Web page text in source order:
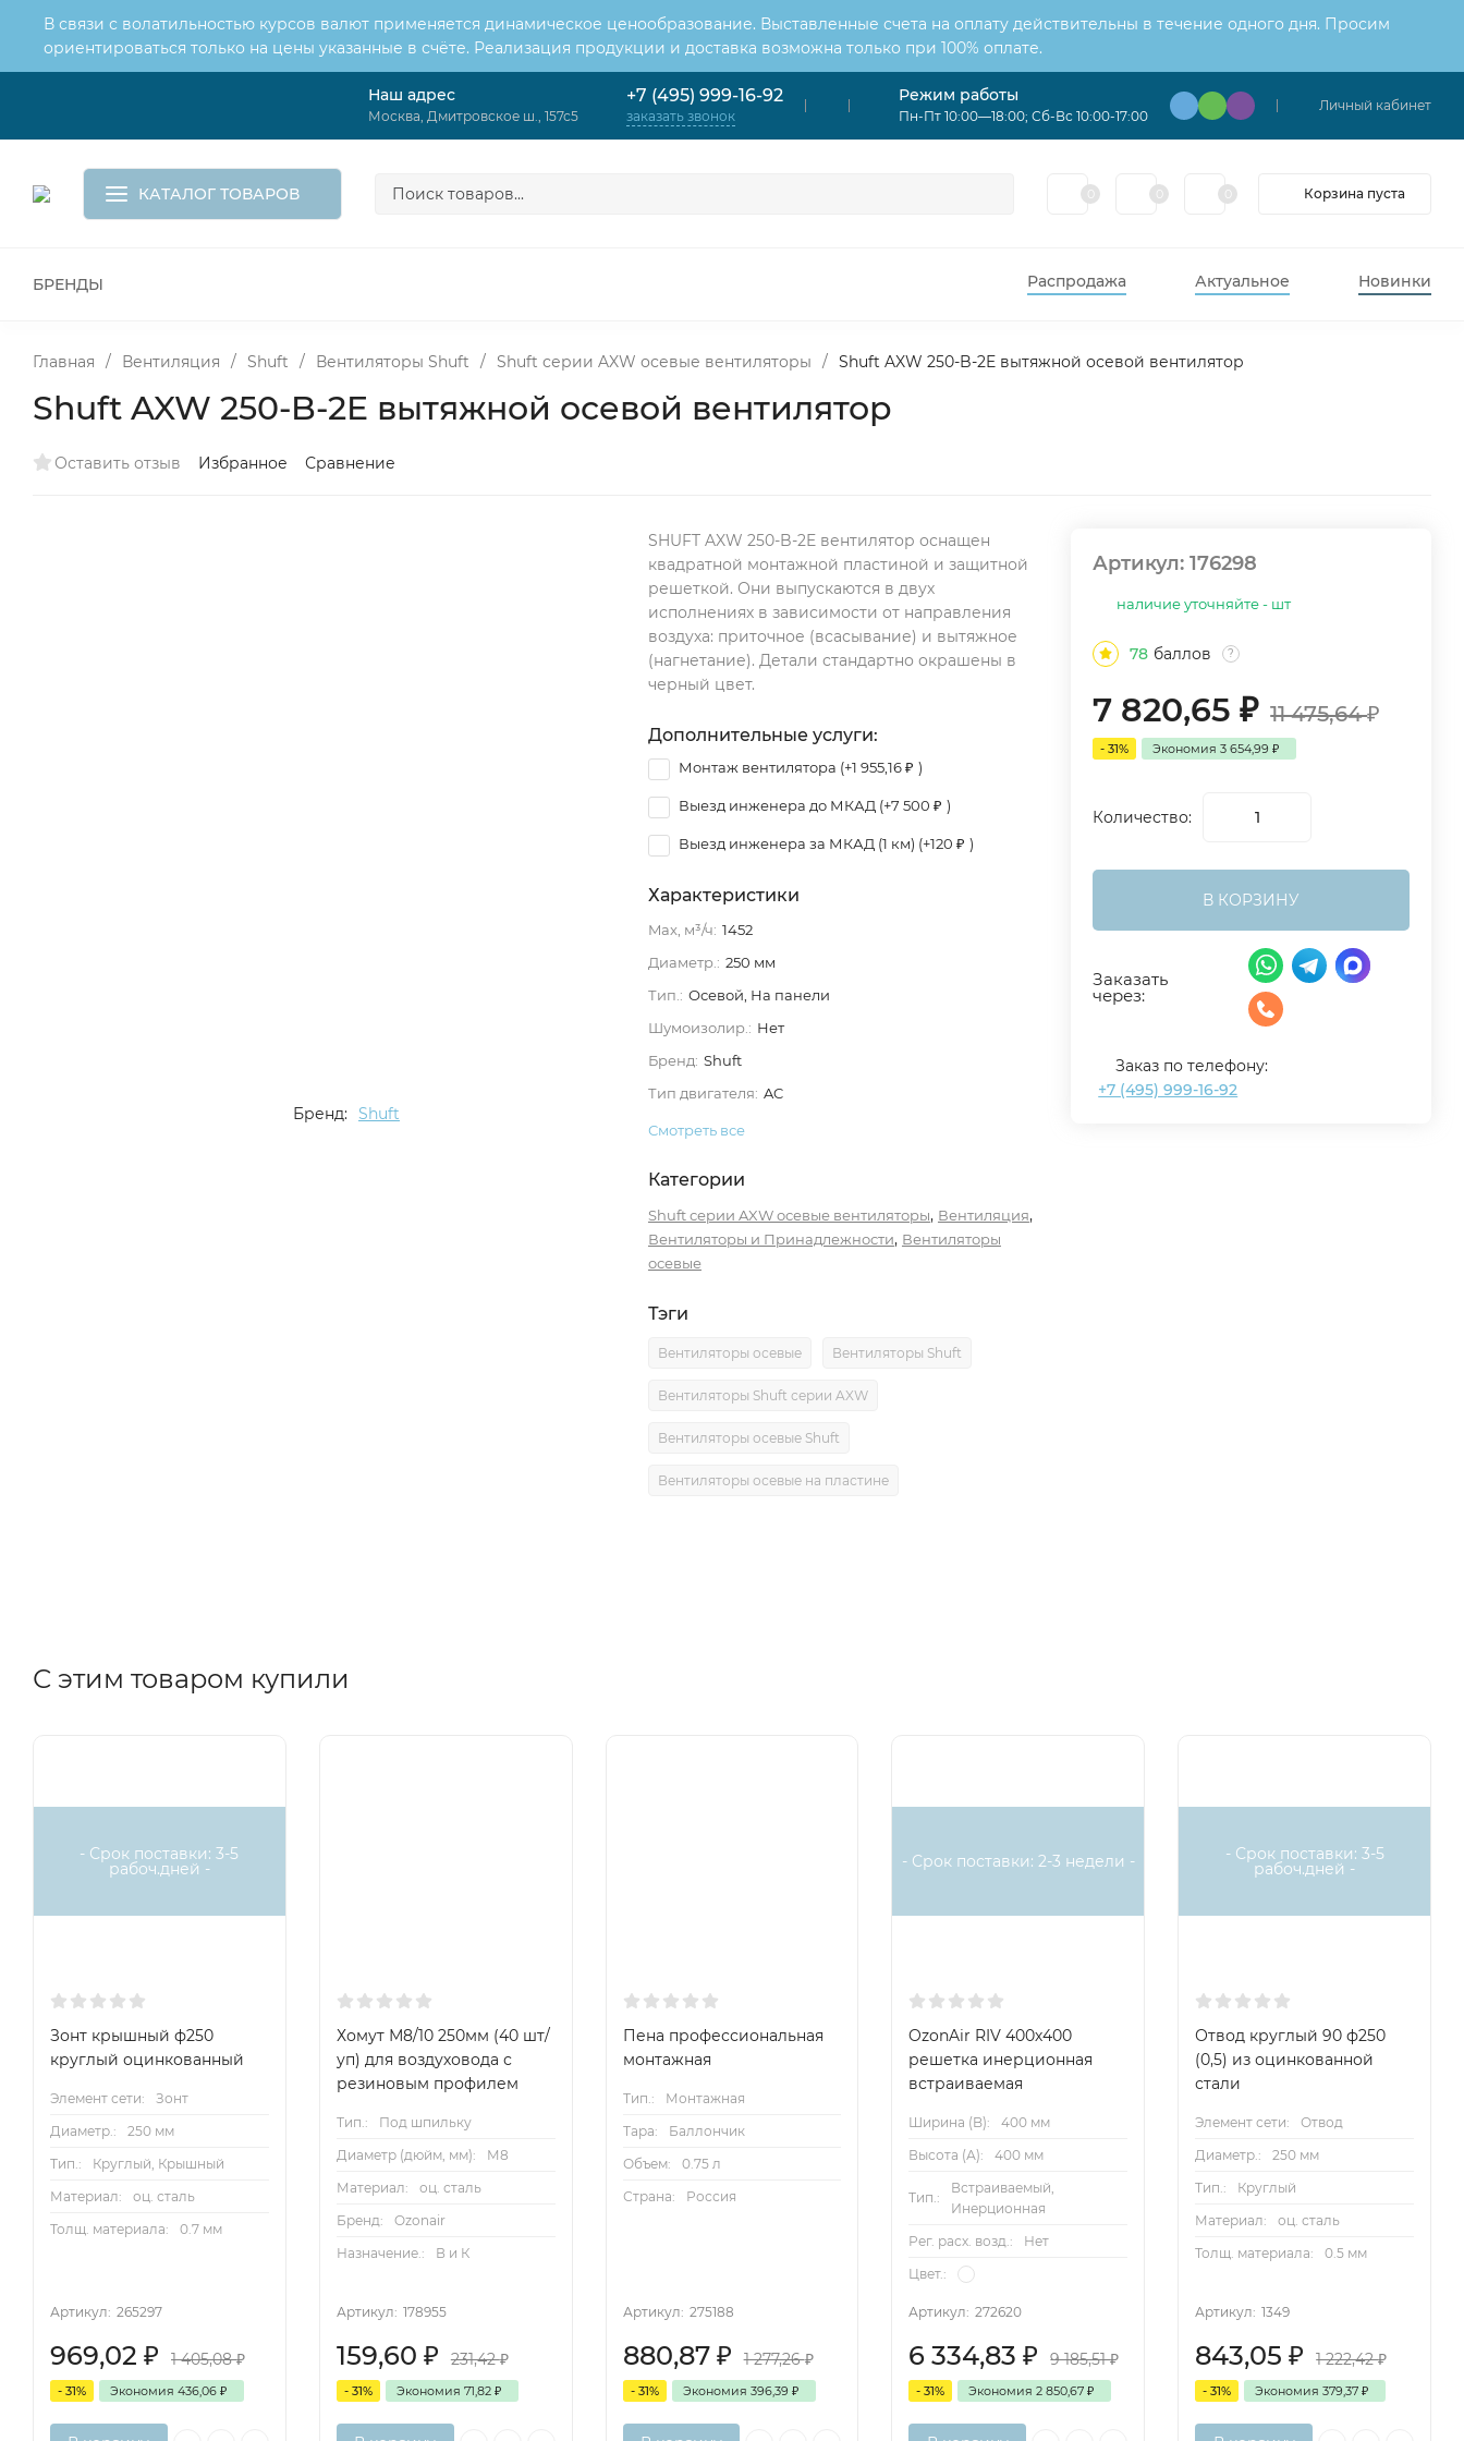
В связи с волатильностью курсов валют применяется динамическое ценообразование. Выставленные счета на оплату действительны в течение одного дня. Просим
ориентироваться только на цены указанные в счёте. Реализация продукции и доставка возможна только при 100% оплате.
Корзина
Наш адрес
Москва, Дмитровское ш., 157с5
+7 (495) 999-16-92
заказать звонок
Режим работы
Пн-Пт 10:00—18:00; Сб-Вс 10:00-17:00
Личный кабинет
КАТАЛОГ ТОВАРОВ Корзина пуста
БРЕНДЫ Распродажа Актуальное Новинки
Главная / Вентиляция / Shuft / Вентиляторы Shuft / Shuft серии AXW осевые вентиляторы / Shuft AXW 250-B-2E вытяжной осевой вентилятор
Shuft AXW 250-B-2E вытяжной осевой вентилятор
Оставить отзыв Избранное Сравнение
Бренд: Shuft
SHUFT AXW 250-B-2E вентилятор оснащен
квадратной монтажной пластиной и защитной
решеткой. Они выпускаются в двух
исполнениях в зависимости от направления
воздуха: приточное (всасывание) и вытяжное
(нагнетание). Детали стандартно окрашены в
черный цвет.
Дополнительные услуги:
Монтаж вентилятора (+1 955,16₽ )
Выезд инженера до МКАД (+7 500 ₽ )
Выезд инженера за МКАД (1 км) (+120 ₽ )
Характеристики
Max, м³/ч: 1452
Диаметр.: 250 мм
Тип.: Осевой, На панели
Шумоизолир.: Нет
Бренд: Shuft
Тип двигателя: AC
Смотреть все
Категории
Shuft серии AXW осевые вентиляторы, Вентиляция,
Вентиляторы и Принадлежности, Вентиляторы
осевые
Тэги
Вентиляторы осевые Вентиляторы Shuft
Вентиляторы Shuft серии AXW
Вентиляторы осевые Shuft
Вентиляторы осевые на пластине
Артикул:176298
наличие уточняйте - шт
78 баллов ?
7 820,65₽ 11 475,64₽
- 31% Экономия3 654,99₽
Количество:
В КОРЗИНУ
Заказать
через:
Заказ по телефону:
+7 (495) 999-16-92
С этим товаром купили
- Срок поставки: 3-5
рабоч.дней -
Зонт крышный ф250
круглый оцинкованный
Элемент сети:
Зонт
Диаметр.:
250 мм
Тип.:
Круглый, Крышный
Материал:
оц. сталь
Толщ. материала:
0.7 мм
Артикул: 265297
969,02 ₽ 1 405,08₽
- 31% Экономия 436,06 ₽
Хомут М8/10 250мм (40 шт/
уп) для воздуховода с
резиновым профилем
Тип.:
Под шпильку
Диаметр (дюйм, мм):
М8
Материал:
оц. сталь
Бренд:
Ozonair
Назначение.:
В и К
Артикул: 178955
159,60 ₽ 231,42₽
- 31% Экономия 71,82 ₽
Пена профессиональная
монтажная
Тип.:
Монтажная
Тара:
Баллончик
Объем:
0.75 л
Страна:
Россия
Артикул: 275188
880,87 ₽ 1 277,26₽
- 31% Экономия 396,39 ₽
- Срок поставки: 2-3 недели -
OzonAir RIV 400х400
решетка инерционная
встраиваемая
Ширина (B):
400 мм
Высота (А):
400 мм
Тип.:
Встраиваемый,
Инерционная
Рег. расх. возд.:
Нет
Цвет.:
Артикул: 272620
6 334,83₽ 9 185,51₽
- 31% Экономия2 850,67₽
- Срок поставки: 3-5
рабоч.дней -
Отвод круглый 90 ф250
(0,5) из оцинкованной
стали
Элемент сети:
Отвод
Диаметр.:
250 мм
Тип.:
Круглый
Материал:
оц. сталь
Толщ. материала:
0.5 мм
Артикул: 1349
843,05₽ 1 222,42₽
- 31% Экономия379,37₽